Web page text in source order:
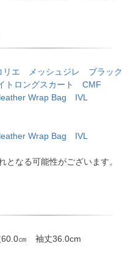
リエ メッシュジレ ブラック
トロングスカート CMF
Wrap Bag IVL
Wrap Bag IVL
なる可能性がございます。
㎝ 袖丈36.0cm